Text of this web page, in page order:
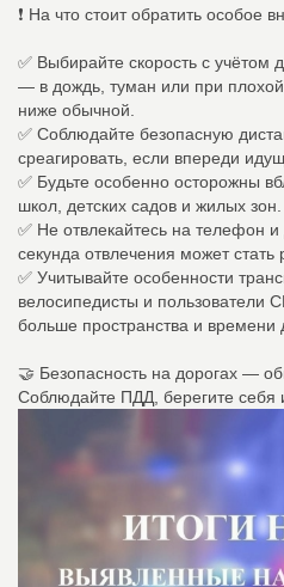
❗️ На что стоит обратить особое
✅ Выбирайте скорость с учётом
— в дождь, туман или при
ниже обычной.
✅ Соблюдайте безопасную
среагировать, если впереди
✅ Будьте особенно осторожны
школ, детских садов и жилых зон.
✅ Не отвлекайтесь на телефон
секунда отвлечения может стать
✅ Учитывайте особенности
велосипедисты и
больше пространства и времени
🤝 Безопасность на дорогах —
Соблюдайте ПДД, берегите себя